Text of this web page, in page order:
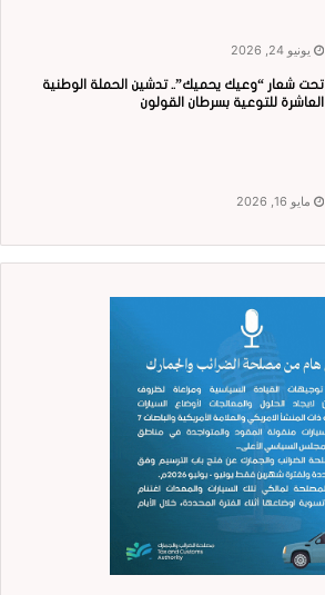
يونيو 24, 2026
تحت شعار “وعيك يحميك”.. تدشين الحملة الوطنية
العاشرة للتوعية بسرطان القولون
مايو 16, 2026